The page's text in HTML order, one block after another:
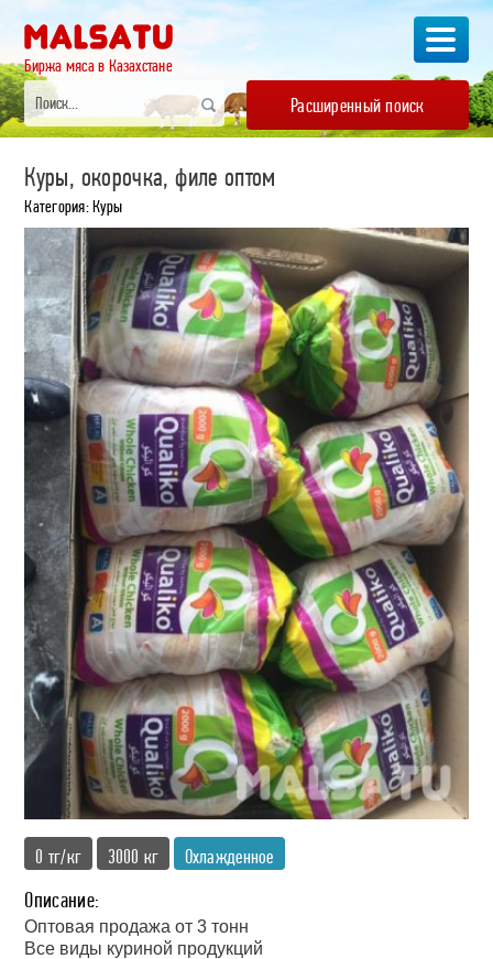
Биржа мяса в Казахстане
Расширенный поиск
Куры, окорочка, филе оптом
Категория: Куры
0 тг/кг 3000 кг Охлажденное
Описание:
Оптовая продажа от 3 тонн
Все виды куриной продукций